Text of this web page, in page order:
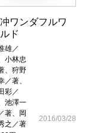
ワンダフルワ
ド
雄／
小林忠
、狩野
／著、
彩／
池澤一
著、岡
之／著
2016/03/28